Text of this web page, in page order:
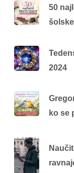
50
2024
ko se